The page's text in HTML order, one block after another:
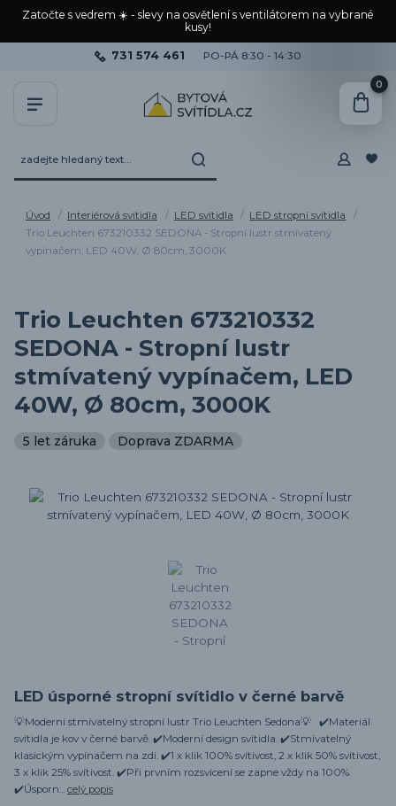
Zatočte s vedrem ☀️ - slevy na osvětlení s ventilátorem na vybrané
kusy!
731 574 461 PO-PÁ 8:30 - 14:30
0
Úvod Interiérová svítidla LED svítidla
LED stropní svítidla
Trio Leuchten 673210332 SEDONA - Stropní lustr stmívatený
vypínačem, LED 40W, Ø 80cm, 3000K
Trio Leuchten 673210332
SEDONA - Stropní lustr
stmívatený vypínačem, LED
40W, Ø 80cm, 3000K
5 let záruka Doprava ZDARMA
LED úsporné stropní svítidlo v černé barvě
💡Moderní stmívatelný stropní lustr Trio Leuchten Sedona💡 ✔️Materiál
svítidla je kov v černé barvě. ✔️Moderní design svítidla. ✔️Stmívatelný
klasickým vypínačem na zdi. ✔️1 x klik 100% svítivost, 2 x klik 50% svítivost,
3 x klik 25% svítivost. ✔️Při prvním rozsvícení se zapne vždy na 100%.
✔️Úsporn... celý popis